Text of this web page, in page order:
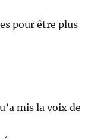
pour être plus
mis la voix de